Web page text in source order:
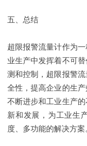
五、总结
超限报警流量计作为
业生产中发挥着不可
测和控制，超限报警
全性，提高企业的生
不断进步和工业生产
新和发展，为工业生
度、多功能的解决方案。